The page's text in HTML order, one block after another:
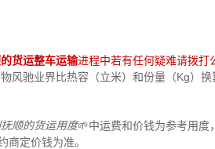
货运整车运输进程中若有任何疑难请拨打
风驰业界比热容（立米）和份量（Kg）
顺的货运用度🌱中运费和价钱为参考用度
商定价钱为准。